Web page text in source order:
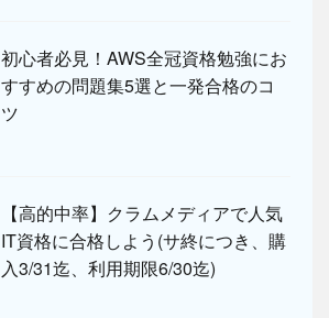
初心者必見！AWS全冠資格勉強にお
すすめの問題集5選と一発合格のコ
ツ
【高的中率】クラムメディアで人気
IT資格に合格しよう(サ終につき、購
入3/31迄、利用期限6/30迄)